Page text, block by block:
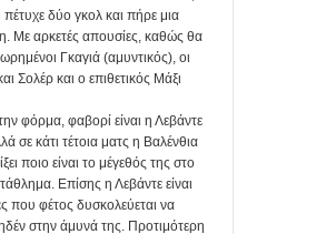
δύο γκολ και πήρε μια
Με αρκετές απουσίες, καθώς θα
Γκαγιά (αμυντικός), οι
Σολέρ και ο επιθετικός Μάξι
φόρμα, φαβορί είναι η Λεβάντε
σε κάτι τέτοια ματς η Βαλένθια
ποιο είναι το μέγεθός της στο
Επίσης η Λεβάντε είναι
που φέτος δυσκολεύεται να
στην άμυνά της. Προτιμότερη